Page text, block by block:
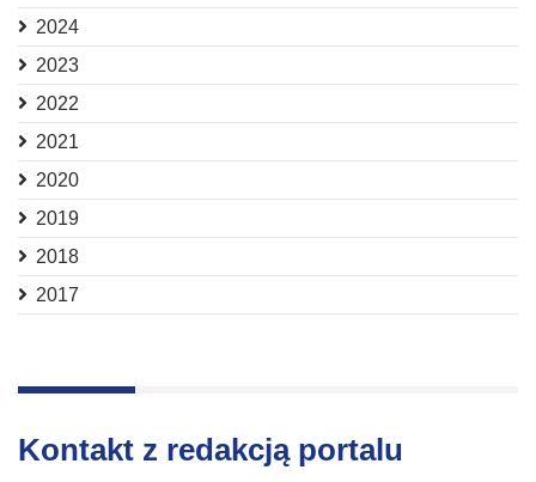
2024
2023
2022
2021
2020
2019
2018
2017
Kontakt z redakcją portalu